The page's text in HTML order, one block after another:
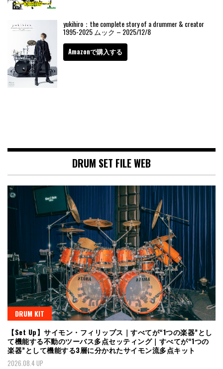
yukihiro：the complete story of a drummer & creator
1995-2025 ムック – 2025/12/8
Amazonで購入する
DRUM SET FILE WEB
DRUM KIT
【Set Up】サイモン・フィリップス｜すべてが“1つの楽器”とし
て機能する不動のツーバス多点セッティング｜すべてが“1つの
楽器”として機能する3層に分かれたサイモン流多点キット
2026.08.4 UP